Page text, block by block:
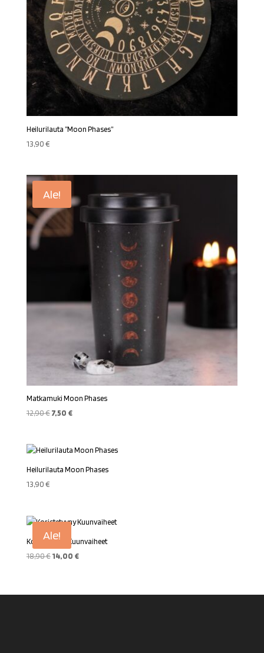
Heilurilauta ”Moon Phases”
13,90€
Ale!
Matkamuki Moon Phases
12,90€ Alkuperäinen
12,90 €.
7,50 €Nykyinen
7,50 €.
Heilurilauta Moon Phases
13,90€
Ale!
Koristetyyny Kuunvaiheet
18,90€ Alkuperäinen
18,90 €.
14,00 €Nykyinen
14,00 €.